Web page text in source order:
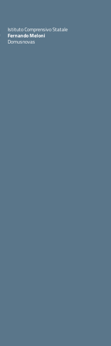
Istituto Comprensivo Statale
Fernando Meloni
Domusnovas